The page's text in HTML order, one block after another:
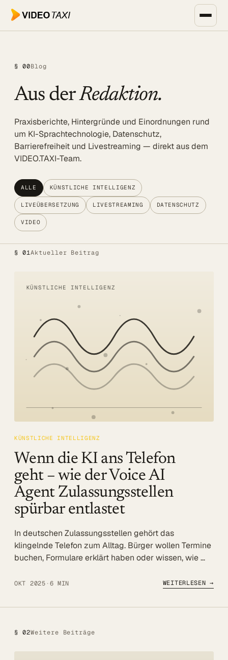
EVENTS & MEDIEN
Live-Untertitelung
Livestreaming
Transkription
Translator
Alle Lösungen
SITZUNGSBETRIEB DIGITAL
Summaries
Voice AI Agents
Live-Untertitelung
Barrierefreiheit
Über uns
Referenzen
Mehr
UNTERNEHMEN
Über uns
DSGVO
Barrierefreiheit
§ 00Blog
Aus derRedaktion.
Praxisberichte, Hintergründe und Einordnungen rund
um KI-Sprachtechnologie, Datenschutz,
Barrierefreiheit und Livestreaming — direkt aus dem
VIDEO.TAXI-Team.
ALLE KÜNSTLICHE INTELLIGENZ
LIVEÜBERSETZUNG LIVESTREAMING DATENSCHUTZ
VIDEO
§ 01Aktueller Beitrag
KÜNSTLICHE INTELLIGENZ
KÜNSTLICHE INTELLIGENZ
Wenn die KI ans Telefon
geht – wie der Voice AI
Agent Zulassungsstellen
spürbar entlastet
In deutschen Zulassungsstellen gehört das
klingelnde Telefon zum Alltag. Bürger wollen Termine
buchen, Formulare erklärt haben oder wissen, wie …
OKT 2025 ·6 MIN WEITERLESEN →
§ 02Weitere Beiträge